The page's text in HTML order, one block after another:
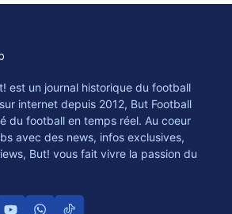
est un journal historique du football
internet depuis 2012, But Football
du football en temps réel. Au coeur
avec des news, infos exclusives,
But! vous fait vivre la passion du